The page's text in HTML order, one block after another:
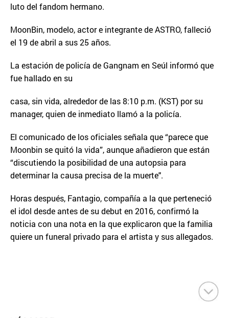
luto del fandom hermano.
MoonBin, modelo, actor e integrante de ASTRO, falleció
el 19 de abril a sus 25 años.
La estación de policía de Gangnam en Seúl informó que
fue hallado en su
casa, sin vida, alrededor de las 8:10 p.m. (KST) por su
manager, quien de inmediato llamó a la policía.
El comunicado de los oficiales señala que “parece que
Moonbin se quitó la vida”, aunque añadieron que están
“discutiendo la posibilidad de una autopsia para
determinar la causa precisa de la muerte".
Horas después, Fantagio, compañía a la que perteneció
el idol desde antes de su debut en 2016, confirmó la
noticia con una nota en la que explicaron que la familia
quiere un funeral privado para el artista y sus allegados.